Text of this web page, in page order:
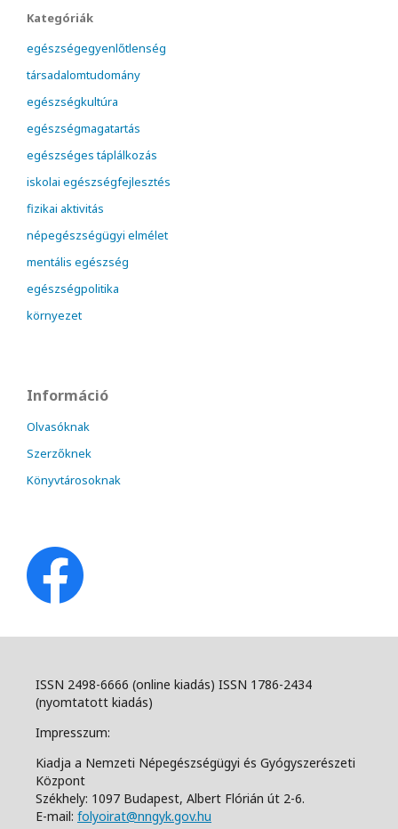
Kategóriák
egészségegyenlőtlenség
társadalomtudomány
egészségkultúra
egészségmagatartás
egészséges táplálkozás
iskolai egészségfejlesztés
fizikai aktivitás
népegészségügyi elmélet
mentális egészség
egészségpolitika
környezet
Információ
Olvasóknak
Szerzőknek
Könyvtárosoknak
ISSN 2498-6666 (online kiadás) ISSN 1786-2434
(nyomtatott kiadás)
Impresszum:
Kiadja a Nemzeti Népegészségügyi és Gyógyszerészeti
Központ
Székhely: 1097 Budapest, Albert Flórián út 2-6.
E-mail: folyoirat@nngyk.gov.hu